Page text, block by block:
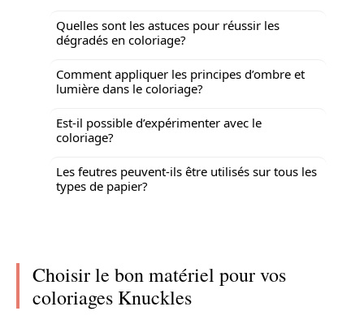
Quelles sont les astuces pour réussir les
dégradés en coloriage?
Comment appliquer les principes d’ombre et
lumière dans le coloriage?
Est-il possible d’expérimenter avec le
coloriage?
Les feutres peuvent-ils être utilisés sur tous les
types de papier?
Choisir le bon matériel pour vos
coloriages Knuckles